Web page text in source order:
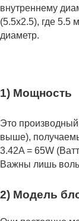
внутреннему
(5.5x2.5), где 5.5
диаметр.
1) Мощность
Это
выше),
3.42A = 65W
Важны лишь
2) Модель